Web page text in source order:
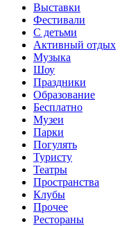
Выставки
Фестивали
С детьми
Активный отдых
Музыка
Шоу
Праздники
Образование
Бесплатно
Музеи
Парки
Погулять
Туристу
Театры
Пространства
Клубы
Прочее
Рестораны